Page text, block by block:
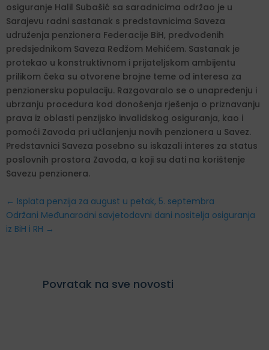
osiguranje Halil Subašić sa saradnicima održao je u
Sarajevu radni sastanak s predstavnicima Saveza
udruženja penzionera Federacije BiH, predvođenih
predsjednikom Saveza Redžom Mehićem. Sastanak je
protekao u konstruktivnom i prijateljskom ambijentu
prilikom čeka su otvorene brojne teme od interesa za
penzionersku populaciju. Razgovaralo se o unapređenju i
ubrzanju procedura kod donošenja rješenja o priznavanju
prava iz oblasti penzijsko invalidskog osiguranja, kao i
pomoći Zavoda pri učlanjenju novih penzionera u Savez.
Predstavnici Saveza posebno su iskazali interes za status
poslovnih prostora Zavoda, a koji su dati na korištenje
Savezu penzionera.
← Isplata penzija za august u petak, 5. septembra
Održani Međunarodni savjetodavni dani nositelja osiguranja
iz BiH i RH →
Povratak na sve novosti